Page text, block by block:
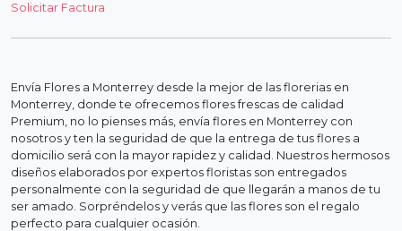
Solicitar Factura
Envía Flores a Monterrey desde la mejor de las florerias en
Monterrey, donde te ofrecemos flores frescas de calidad
Premium, no lo pienses más, envía flores en Monterrey con
nosotros y ten la seguridad de que la entrega de tus flores a
domicilio será con la mayor rapidez y calidad. Nuestros hermosos
diseños elaborados por expertos floristas son entregados
personalmente con la seguridad de que llegarán a manos de tu
ser amado. Sorpréndelos y verás que las flores son el regalo
perfecto para cualquier ocasión.